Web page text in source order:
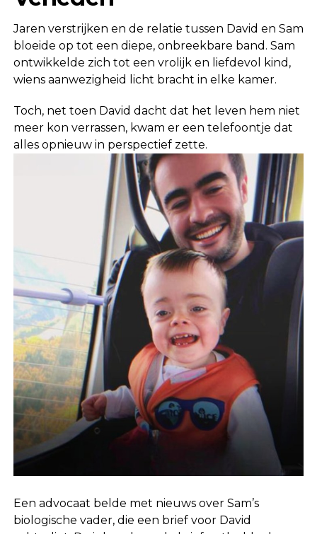
Jaren verstrijken en de relatie tussen David en Sam
bloeide op tot een diepe, onbreekbare band. Sam
ontwikkelde zich tot een vrolijk en liefdevol kind,
wiens aanwezigheid licht bracht in elke kamer.
Toch, net toen David dacht dat het leven hem niet
meer kon verrassen, kwam er een telefoontje dat
alles opnieuw in perspectief zette.
Een advocaat belde met nieuws over Sam’s
biologische vader, die een brief voor David